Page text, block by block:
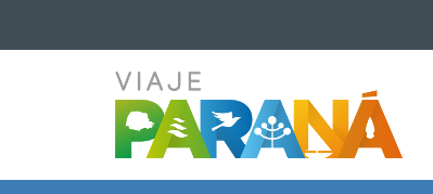
Ir para a navegação
Ir para a busca
VIAJE
PARANÁ